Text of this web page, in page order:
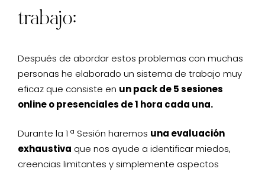
trabajo:
Después de abordar estos problemas con muchas
personas he elaborado un sistema de trabajo muy
eficaz que consiste en un pack de 5 sesiones
online o presenciales de 1 hora cada una.
Durante la 1 ª Sesión haremos una evaluación
exhaustiva que nos ayude a identificar miedos,
creencias limitantes y simplemente aspectos